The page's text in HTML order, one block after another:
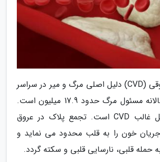
بیماری قلبی عروقی (CVD) دلیل اصلی مرگ و میر در سراسر
دنیا است که سالانه مسئول مرگ حدود 17.9 میلیون است.
آترواسکلروز دلیل غالب CVD است. تجمع پلاک در عروق
خون را به قلب محدود می نماید و
حمله قلبی، نارسایی قلبی و سکته گردد.